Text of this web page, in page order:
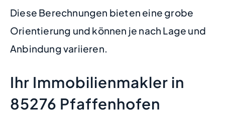
Diese Berechnungen bieten eine grobe
Orientierung und können je nach Lage und
Anbindung variieren.
Ihr Immobilienmakler in
85276 Pfaffenhofen